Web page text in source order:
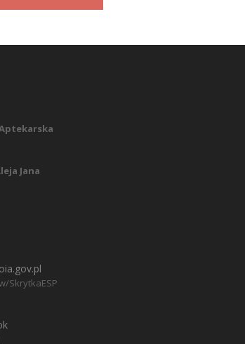
Jana
SkrytkaESP